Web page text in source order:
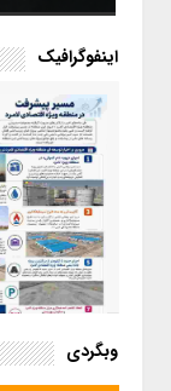
اینفوگرافیک
اینفوگرافیک /
وبگردی